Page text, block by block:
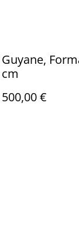
Guyane,
cm
500,00 €